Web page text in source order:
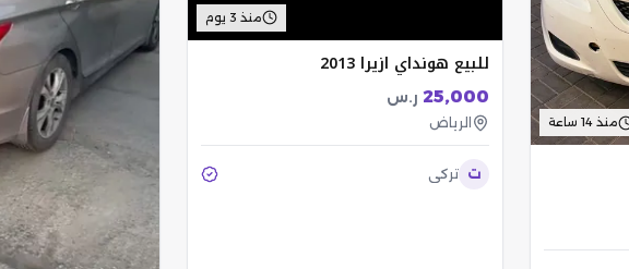
منذ 14 ساعة
منذ 3 يوم
للبيع هونداي ازيرا 2013
25,000 ر.س
الرياض
ت تركي